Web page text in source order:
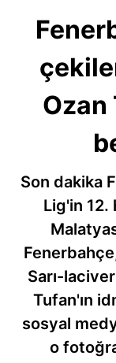
Ozan
Son dakika
Lig'in 12.
Sarı-
Tufan'ın
sosyal
o